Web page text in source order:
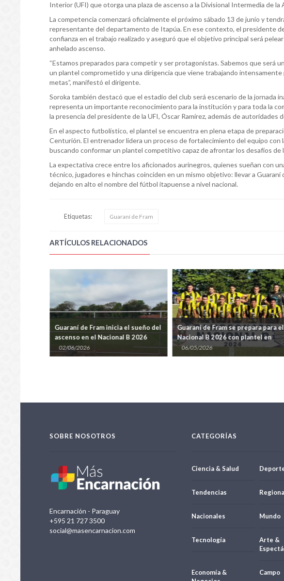
Interior (UFI) que otorga una plaza de ascenso a la Divisional Intermedia de la
La competencia comenzará oficialmente el próximo sábado 13 de junio y
representante del departamento de Itapúa. En ese contexto, el presidente
confianza en el trabajo realizado y aseguró que el objetivo principal será
anhelado ascenso.
“Estamos preparados para competir y ser protagonistas. Sabemos que será
un plantel comprometido y una dirigencia que viene trabajando intensamente
metas”, manifestó el dirigente.
Soroka también destacó que el estadio del club será escenario de la jornada
representa un importante reconocimiento para la institución y para toda la
la presencia del presidente de la UFI, Óscar Ramírez, además de autoridades
En el aspecto futbolístico, el plantel se encuentra en plena etapa de
Centurión. El entrenador lidera un proceso de fortalecimiento del equipo con
buscando conformar un plantel competitivo capaz de afrontar los desafíos de
La expectativa crece entre los aficionados aurinegros, quienes sueñan con
técnico, jugadores e hinchas coinciden en un mismo objetivo: llevar a Guaraní
dejando en alto el nombre del fútbol itapuense a nivel nacional.
Etiquetas: Guaraní de Fram
ARTÍCULOS RELACIONADOS
Guaraní de Fram inicia el sueño del
ascenso en el Nacional B 2026
02/06/2026
Guaraní de Fram se prepara para el
Nacional B 2026 con plantel en
formación y obras avanzadas en su
estadio
06/05/2026
SOBRE NOSOTROS
Encarnación - Paraguay
+595 21 727 3500
social@masencarnacion.com
CATEGORÍAS
Ciencia & Salud
Tendencias
Nacionales Mundo
Tecnología
Arte &
Economía &
Campo